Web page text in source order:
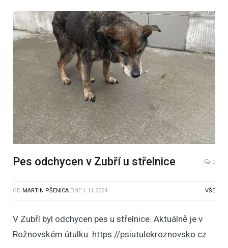
Pes odchycen v Zubří u střelnice 0
OD MARTIN PŠENICA DNE 1.11.2024 VŠE
V Zubří byl odchycen pes u střelnice. Aktuálně je v
Rožnovském útulku: https://psiutulekroznovsko.cz